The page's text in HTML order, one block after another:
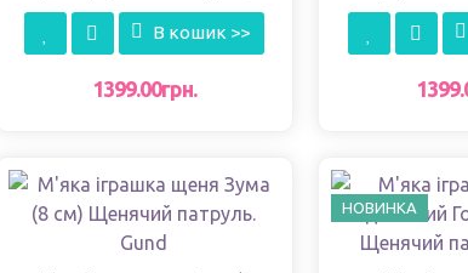
Gund
В кошик >>
1399.00грн.
НОВИНКА